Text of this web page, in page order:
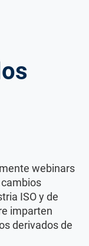
webinars
ISO y de
imparten
derivados de